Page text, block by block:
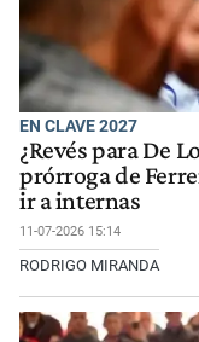
EN CLAVE 2027
¿Revés para De
prórroga de
ir a internas
11-07-2026 15:14
RODRIGO MIRANDA